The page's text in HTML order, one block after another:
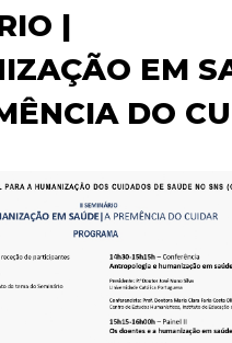
|
EM
DO